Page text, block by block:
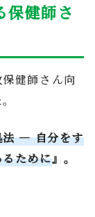
保健師さ
健師さん向
法 ― 自分をす
ために』。